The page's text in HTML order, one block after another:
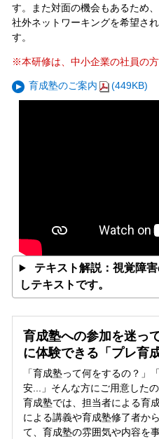
す。また対面の機会もあるため
社外ネットワーキングを希望さ
す。
※本研修は、中⼩企業の社員の⽅
育成塾のご案内 (449KB)
テキスト解説：視覚障
しテキストです。
育成塾への参加を迷っ
に体験できる「プレ育成
「育成塾って何をするの？」
安...」そんな⽅にご用意した
育成塾では、担当者による育
による講義や育成塾修了者か
て、育成塾の雰囲気や内容を